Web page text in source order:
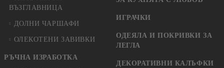
ВЪЗГЛАВНИЦА
ДОЛНИ ЧАРШАФИ
ОЛЕКОТЕНИ ЗАВИВКИ
РЪЧНА ИЗРАБОТКА
ИГРАЧКИ
ОДЕЯЛА И ПОКРИВКИ ЗА
ЛЕГЛА
ДЕКОРАТИВНИ КАЛЪФКИ